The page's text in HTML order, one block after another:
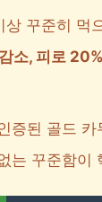
상 꾸준히 먹
소, 피로
증된 골드 카
는 꾸준함이